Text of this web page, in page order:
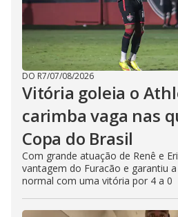
DO R7/07/08/2026
Vitória goleia o
carimba vaga nas
Copa do Brasil
Com grande atuação de Renê e
vantagem do Furacão e garantiu
normal com uma vitória por 4 a 0